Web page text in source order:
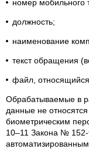
номер мобильного
должность;
наименование
текст обращения
файл,
Обрабатываемые в
данные не
биометрическим
10–11 Закона №